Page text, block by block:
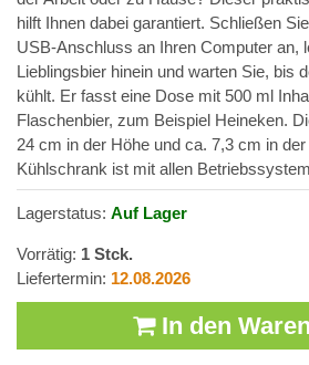
hilft Ihnen dabei garantiert. Schließen
USB-Anschluss an Ihren Computer an,
Lieblingsbier hinein und warten Sie, bis
kühlt. Er fasst eine Dose mit 500 ml
Flaschenbier, zum Beispiel Heineken.
24 cm in der Höhe und ca. 7,3 cm in
Kühlschrank ist mit allen
Lagerstatus: Auf Lager
Vorrätig: 1 Stck.
Liefertermin: 12.08.2026
In den